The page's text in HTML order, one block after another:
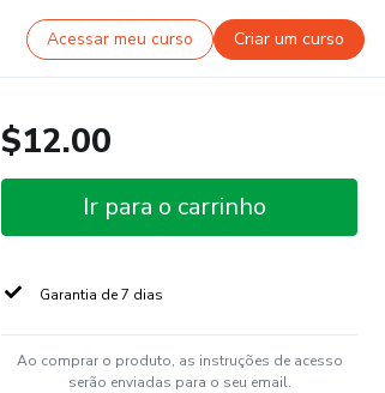
Acessar meu curso Criar um curso
$12.00
Ir para o carrinho
Garantia de 7 dias
Ao comprar o produto, as instruções de acesso
serão enviadas para o seu email.